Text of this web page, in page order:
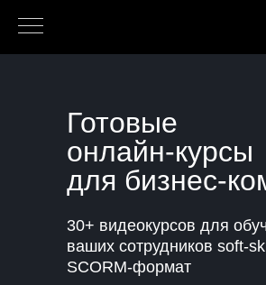
Готовые
онлайн‑курсы
для
30+ видеокурсов для
ваших сотрудников soft-
SCORM-формат